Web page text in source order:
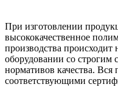
При изготовлении
высококачественное
производства
оборудовании со
нормативов качества. Вся
соответствующими